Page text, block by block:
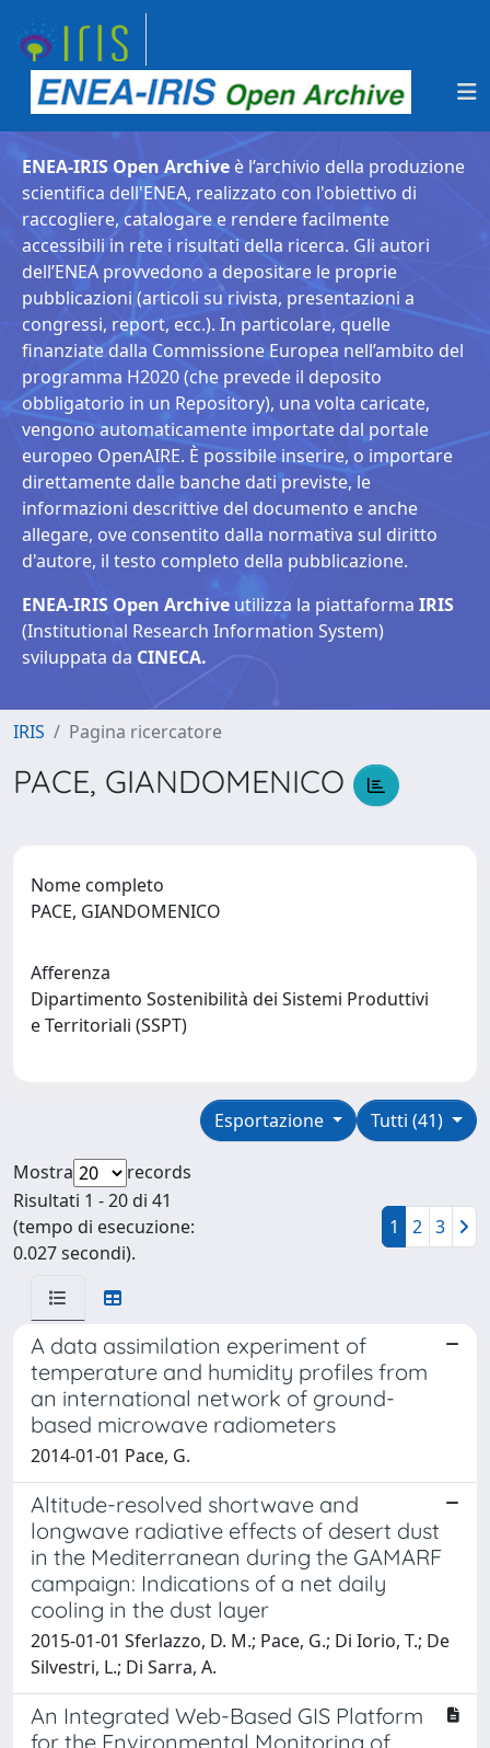
ENEA-IRIS Open Archive è l’archivio della produzione
scientifica dell'ENEA, realizzato con l'obiettivo di
raccogliere, catalogare e rendere facilmente
accessibili in rete i risultati della ricerca. Gli autori
dell’ENEA provvedono a depositare le proprie
pubblicazioni (articoli su rivista, presentazioni a
congressi, report, ecc.). In particolare, quelle
finanziate dalla Commissione Europea nell’ambito del
programma H2020 (che prevede il deposito
obbligatorio in un Repository), una volta caricate,
vengono automaticamente importate dal portale
europeo OpenAIRE. È possibile inserire, o importare
direttamente dalle banche dati previste, le
informazioni descrittive del documento e anche
allegare, ove consentito dalla normativa sul diritto
d'autore, il testo completo della pubblicazione.
ENEA-IRIS Open Archive utilizza la piattaforma IRIS
(Institutional Research Information System)
sviluppata da CINECA.
IRIS Pagina ricercatore
PACE, GIANDOMENICO
Nome completo
PACE, GIANDOMENICO
Afferenza
Dipartimento Sostenibilità dei Sistemi Produttivi
e Territoriali (SSPT)
Tutti (41)
Esportazione
Mostra
records
Risultati 1 - 20 di 41
(tempo di esecuzione:
0.027 secondi).
1 2 3
A data assimilation experiment of
temperature and humidity profiles from
an international network of ground-
based microwave radiometers
2014-01-01 Pace, G.
Altitude-resolved shortwave and
longwave radiative effects of desert dust
in the Mediterranean during the GAMARF
campaign: Indications of a net daily
cooling in the dust layer
2015-01-01 Sferlazzo, D. M.; Pace, G.; Di Iorio, T.; De
Silvestri, L.; Di Sarra, A.
An Integrated Web-Based GIS Platform
for the Environmental Monitoring of